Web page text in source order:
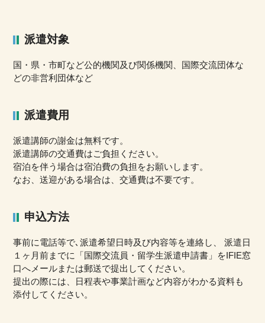
派遣対象
国・県・市町など公的機関及び関係機関、国際交流団体な
どの非営利団体など
派遣費用
派遣講師の謝金は無料です。
派遣講師の交通費はご負担ください。
宿泊を伴う場合は宿泊費の負担をお願いします。
なお、送迎がある場合は、交通費は不要です。
申込方法
事前に電話等で､派遣希望日時及び内容等を連絡し、 派遣日
１ヶ月前までに「国際交流員・留学生派遣申請書」をIFIE窓
口へメールまたは郵送で提出してください。
提出の際には、日程表や事業計画など内容がわかる資料も
添付してください。